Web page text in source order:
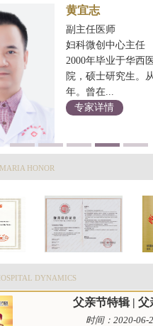
黄宜志
副主任医师
妇科微创中心主任
2000年毕业于华西
院，硕士研究生。
年。曾在...
专家详情
HONOR
DYNAMICS
父亲节特辑 | 父
时间：2020-06-